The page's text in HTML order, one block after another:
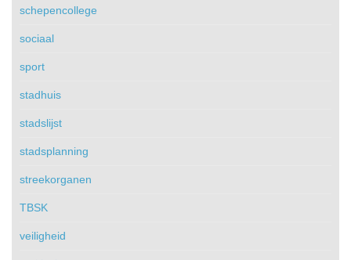
schepencollege
sociaal
sport
stadhuis
stadslijst
stadsplanning
streekorganen
TBSK
veiligheid